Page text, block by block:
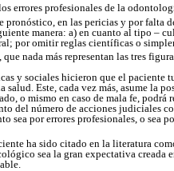
errores profesionales de la
pronóstico, en las pericias y por falta
manera: a) en cuanto al tipo –
por omitir reglas científicas o
nada más representan las tres
y sociales hicieron que el paciente
salud. Este, cada vez más, asume
o mismo en caso de mala fe,
del número de acciones judiciales
sea por errores profesionales, o sea
ha sido citado en la literatura
sea la gran expectativa